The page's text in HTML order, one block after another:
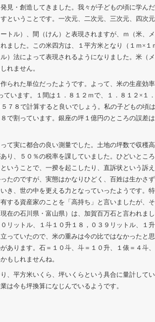
見・創造してきました。我々が子どもの頃に学ん
ということです。一次元、二次元、三次元、四次元
トル）、間（けん）と表現されますが、ｍ（米、
ました。この米四方は、１平方米となり（１ｍ×
）法によって表現されるようになりました。米（
れません。
られた単位だったようです。よって、米の生産効
います。１間は１．８１２ｍで、１．８１２×１
７８で計算すると良いでしょう。私の子どもの頃
で割っています。銀座の坪１億円のところの誤差
て実に都合の良い測量でした。土地の坪数で収穫
り、５０％の税率を課していました。ひどいとこ
いうことで、一揆を起こしたり、直訴状という訴
たのですが、実態はかなりひどく、百姓は生かさ
き、世の中を更える力となっていったようです。
する資産家のことを「高持ち」と言いましたが、
在の石川県・富山県）は、加賀百万石と言われま
リットル、１斗１０升１８，０３９リットル、１
っていたので、米の重みは今の比ではなかったと
あります。石＝１０斗、斗＝１０升、１俵＝４斗
もしれませんね。
、平方米いくら、坪いくらという具合に量計して
は今も坪換算になじんでいるようです。